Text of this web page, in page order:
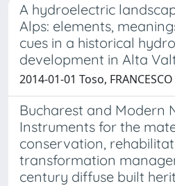
A hydroelectric
Alps: elements,
cues in a historical
development in Alta
2014-01-01 Toso, FRANCESCO
Bucharest and Modern
Instruments for the
conservation,
transformation
century diffuse built